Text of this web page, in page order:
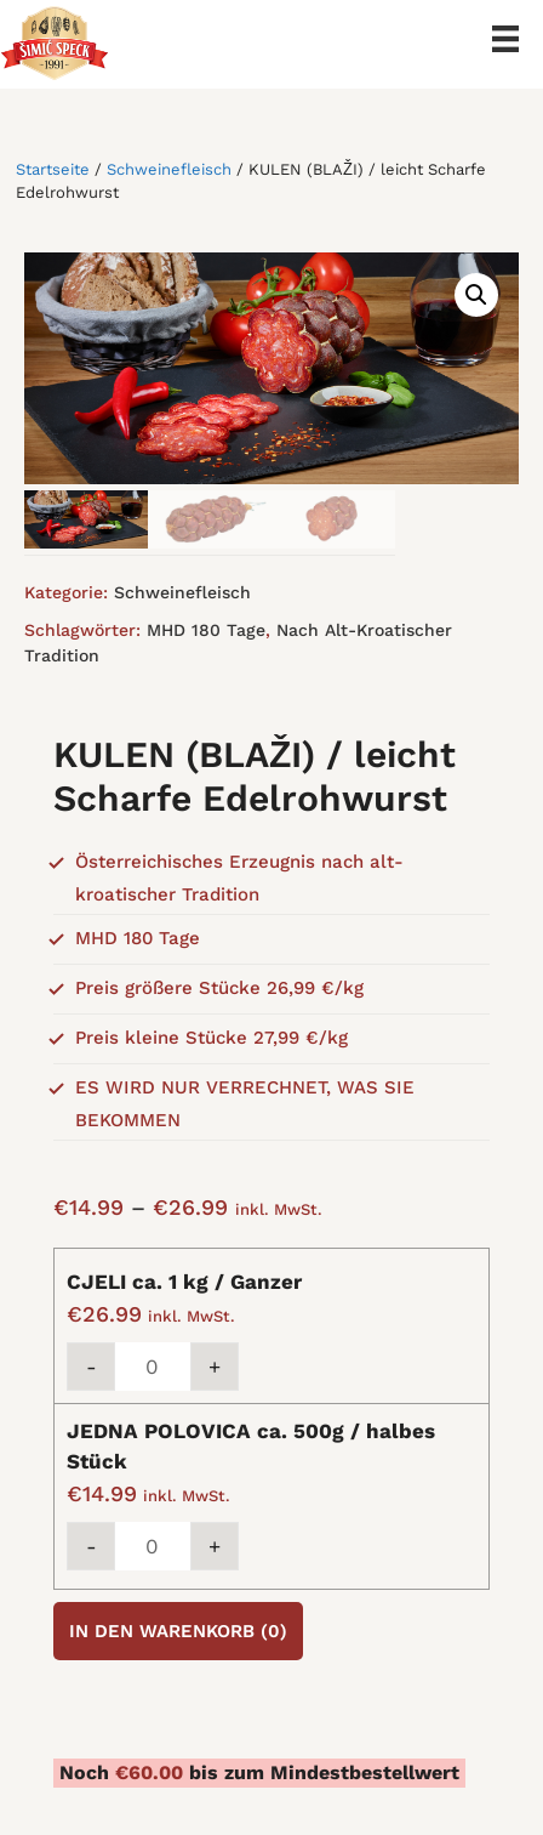
Startseite /Schweinefleisch / KULEN (BLAŽI) / leicht Scharfe
Edelrohwurst
Kategorie: Schweinefleisch
Schlagwörter: MHD 180 Tage, Nach Alt-Kroatischer
Tradition
KULEN (BLAŽI) / leicht
Scharfe Edelrohwurst
Österreichisches Erzeugnis nach alt-
kroatischer Tradition
MHD 180 Tage
Preis größere Stücke 26,99 €/kg
Preis kleine Stücke 27,99 €/kg
ES WIRD NUR VERRECHNET, WAS SIE
BEKOMMEN
€14.99 – €26.99 Preisspanne:
bis
inkl. MwSt.
CJELI ca. 1 kg / Ganzer
€26.99 inkl. MwSt.
leicht
Scharfe
Edelrohwurst
quantity
- +
JEDNA POLOVICA ca. 500g / halbes
Stück
€14.99 inkl. MwSt.
/
leicht
Scharfe
- +
IN DEN WARENKORB (0)
Noch €60.00 bis zum Mindestbestellwert